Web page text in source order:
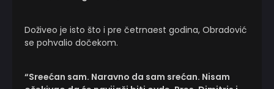
Doživeo je isto što i pre četrnaest godina, Obradović
se pohvalio dočekom.
“Sreećan sam. Naravno da sam srećan. Nisam